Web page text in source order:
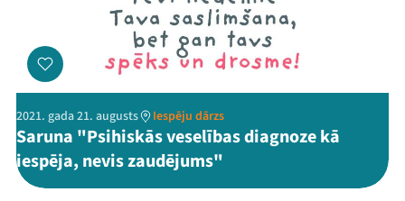
2021. gada 21. augusts Iespēju dārzs
Saruna "Psihiskās veselības diagnoze kā
iespēja, nevis zaudējums"